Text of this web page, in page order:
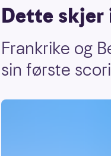
Dette skjer
Frankrike og
sin første